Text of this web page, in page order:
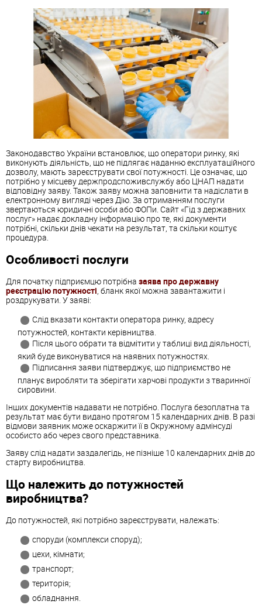
Законодавство України встановлює, що оператори ринку, які
виконують діяльність, що не підлягає наданню експлуатаційного
дозволу, мають зареєструвати свої потужності. Це означає, що
потрібно у місцеву держпродспоживслужбу або ЦНАП надати
відповідну заяву. Також заяву можна заповнити та надіслати в
електронному вигляді через Дію. За отриманням послуги
звертаються юридичні особи або ФОПи. Сайт «Гід з державних
послуг» надає докладну інформацію про те, які документи
потрібні, скільки днів чекати на результат, та скільки коштує
процедура.
Особливості послуги
Для початку підприємцю потрібна заява про державну
реєстрацію потужності , бланк якої можна завантажити і
роздрукувати. У заяві:
Слід вказати контакти оператора ринку, адресу
потужностей, контакти керівництва.
Після цього обрати та відмітити у таблиці вид діяльності,
який буде виконуватися на наявних потужностях.
Підписання заяви підтверджує, що підприємство не
планує виробляти та зберігати харчові продукти з тваринної
сировини.
Інших документів надавати не потрібно. Послуга безоплатна та
результат має бути видано протягом 15 календарних днів. В разі
відмови заявник може оскаржити її в Окружному адмінсуді
особисто або через свого представника.
Заяву слід надати заздалегідь, не пізніше 10 календарних днів до
старту виробництва.
Що належить до потужностей
виробництва?
До потужностей, які потрібно зареєструвати, належать:
споруди (комплекси споруд);
цехи, кімнати;
транспорт;
територія;
обладнання.